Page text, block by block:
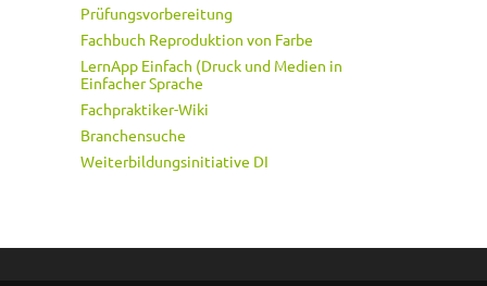
Prüfungsvorbereitung
Fachbuch Reproduktion von Farbe
LernApp Einfach (Druck und Medien in
Einfacher Sprache
Fachpraktiker-Wiki
Branchensuche
Weiterbildungsinitiative DI